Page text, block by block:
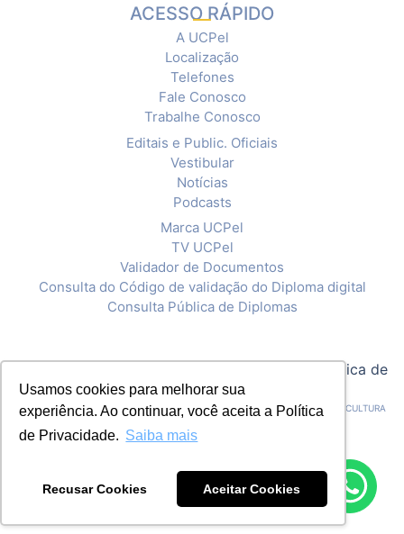
Usamos cookies para melhorar sua
experiência. Ao continuar, você aceita a Política
de Privacidade. Saiba mais
Recusar Cookies Aceitar Cookies
ACESSO RÁPIDO
A UCPel
Localização
Telefones
Fale Conosco
Trabalhe Conosco
Editais e Public. Oficiais
Vestibular
Notícias
Podcasts
Marca UCPel
TV UCPel
Validador de Documentos
Consulta do Código de validação do Diploma digital
Consulta Pública de Diplomas
Política de
Privacidade
CNPJ: 92.238.914/0001-03 - ASSOCIAÇÃO PELOTENSE DE ASSISTÊNCIA E CULTURA